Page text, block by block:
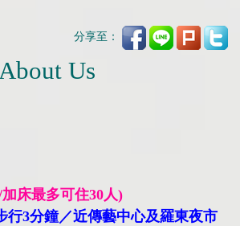
分享至：
Us
加床最多可住30人)
行3分鐘／近傳藝中心及羅東夜市